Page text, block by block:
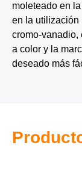
moleteado en
en la utilización
cromo-vanadio,
a color y la
deseado más